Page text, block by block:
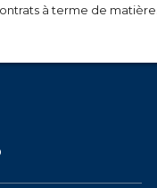
à terme de